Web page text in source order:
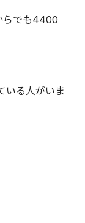
らでも4400
いる人がいま